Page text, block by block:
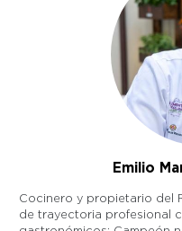
Emilio
Cocinero y propietario del
de trayectoria profesional